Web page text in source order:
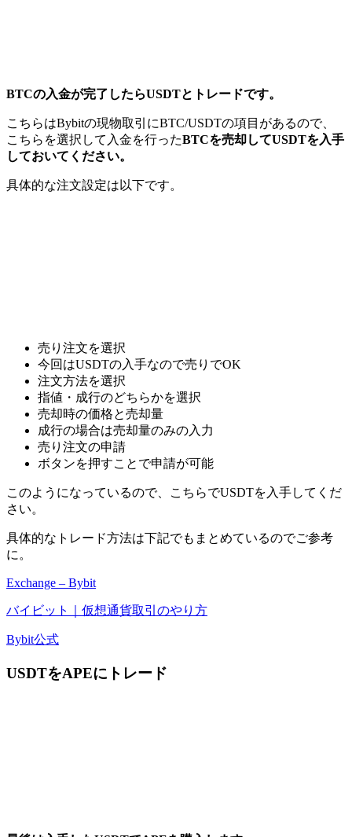
BTCの入金が完了したらUSDTとトレードです。
こちらはBybitの現物取引にBTC/USDTの項目があるので、
こちらを選択して入金を行ったBTCを売却してUSDTを入手
しておいてください。
具体的な注文設定は以下です。
売り注文を選択
今回はUSDTの入手なので売りでOK
注文方法を選択
指値・成行のどちらかを選択
売却時の価格と売却量
成行の場合は売却量のみの入力
売り注文の申請
ボタンを押すことで申請が可能
このようになっているので、こちらでUSDTを入手してくだ
さい。
具体的なトレード方法は下記でもまとめているのでご参考
に。
Exchange – Bybit
バイビット｜仮想通貨取引のやり方
Bybit公式
USDTをAPEにトレード